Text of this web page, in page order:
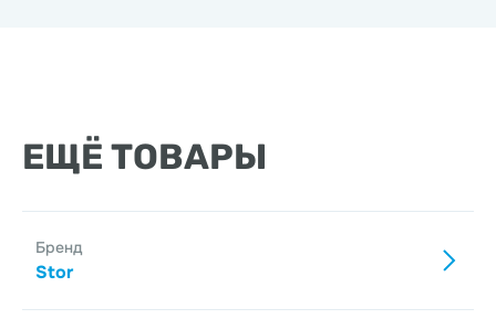
ЕЩЁ ТОВАРЫ
Бренд
Stor